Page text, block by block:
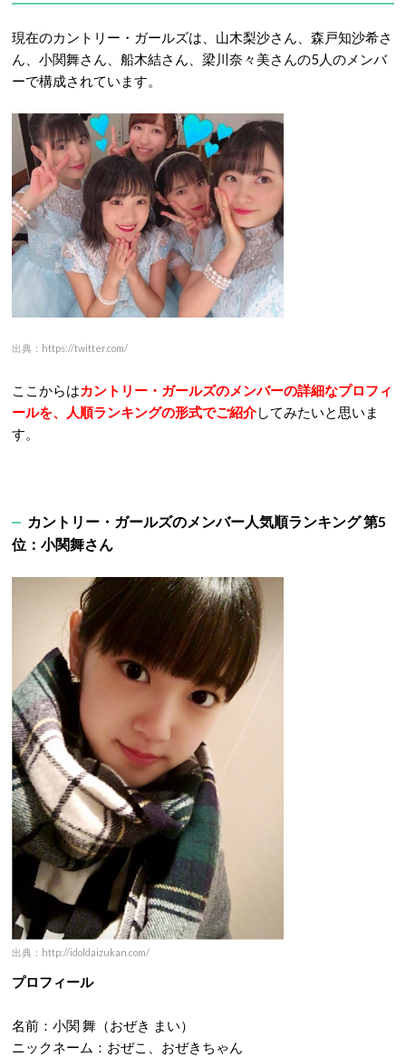
現在のカントリー・ガールズは、山木梨沙さん、森戸知沙希さ
ん、小関舞さん、船木結さん、梁川奈々美さんの5人のメンバ
ーで構成されています。
出典：https://twitter.com/
ここからはカントリー・ガールズのメンバーの詳細なプロフィ
ールを、人順ランキングの形式でご紹介してみたいと思いま
す。
カントリー・ガールズのメンバー人気順ランキング 第5
位：小関舞さん
出典：http://idoldaizukan.com/
プロフィール
名前：小関 舞（おぜき まい）
ニックネーム：おぜこ、おぜきちゃん